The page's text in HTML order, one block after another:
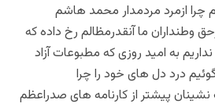
چرا ازمرد مردمدار محمد هاشم
وطنداران ما آنقدرمظالم رخ داده که
به امید روزی که مطبوعات آزاد
درد دل های خود را چرا
نشینان پیشتر از کارنامه های صدراعظم